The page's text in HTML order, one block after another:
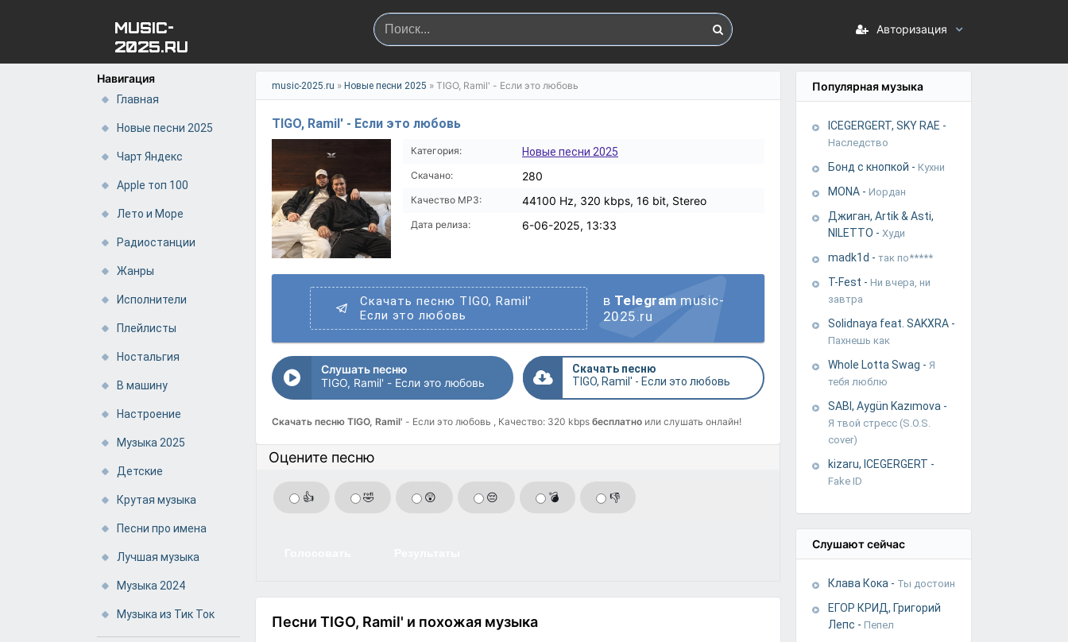
MUSIC-
2025.RU
Авторизация
Навигация
Главная
Новые песни 2025
Чарт Яндекс
Apple топ 100
Лето и Море
Радиостанции
Жанры
Исполнители
Плейлисты
Ностальгия
В машину
Настроение
Музыка 2025
Детские
Крутая музыка
Песни про имена
Лучшая музыка
Музыка 2024
Музыка из Тик Ток
music-2025.ru » Новые песни 2025 » TIGO, Ramil' - Если это любовь
TIGO, Ramil' - Если это любовь
Категория: Новые песни 2025
Скачано: 280
Качество MP3: 44100 Hz, 320 kbps, 16 bit, Stereo
Дата релиза: 6-06-2025, 13:33
Скачать песню TIGO, Ramil'
Если это любовь
в Telegram music-
2025.ru
Слушать песню
TIGO, Ramil' - Если это любовь
Скачать песню
TIGO, Ramil' - Если это любовь
Скачать песню TIGO, Ramil' - Если это любовь , Качество: 320 kbps бесплатно или слушать онлайн!
Оцените песню
👍 🤣 😲 😔 💣 👎
Песни TIGO, Ramil' и похожая музыка
Популярная музыка
ICEGERGERT, SKY RAE -
Наследство
Бонд с кнопкой - Кухни
MONA - Иордан
Джиган, Artik & Asti,
NILETTO - Худи
madk1d - так по*****
T-Fest - Ни вчера, ни
завтра
Solidnaya feat. SAKXRA -
Пахнешь как
Whole Lotta Swag - Я
тебя люблю
SABI, Aygün Kazımova -
Я твой стресс (S.O.S.
cover)
kizaru, ICEGERGERT -
Fake ID
Слушают сейчас
Клава Кока - Ты достоин
ЕГОР КРИД, Григорий
Лепс - Пепел